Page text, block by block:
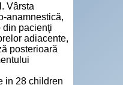
Vârsta
anamnestică,
din pacienţi
adiacente,
posterioară
in 28 children